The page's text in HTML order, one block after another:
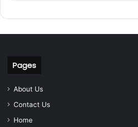
Pages
About Us
Contact Us
Home